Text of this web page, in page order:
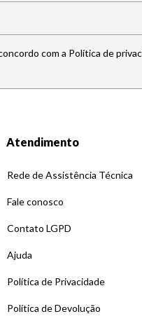
com a Política de
Atendimento
Rede de Assistência Técnica
Fale conosco
Contato LGPD
Ajuda
Política de Privacidade
Política de Devolução